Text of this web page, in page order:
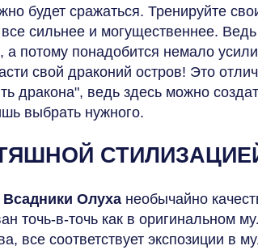
будет сражаться. Тренируйте
сильнее и могущественнее. Ведь
а потому понадобится немало
свой драконий остров! Это
дракона", ведь здесь можно
выбрать нужного.
Олуха необычайно
точь-в-точь как в оригинальном
все соответствует экспозиции в